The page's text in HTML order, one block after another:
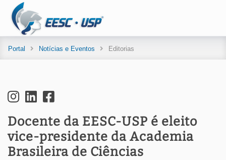
Portal Notícias e Eventos Editorias
Docente da EESC-USP é eleito
vice-presidente da Academia
Brasileira de Ciências